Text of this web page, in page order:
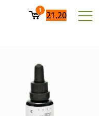
1 21,20